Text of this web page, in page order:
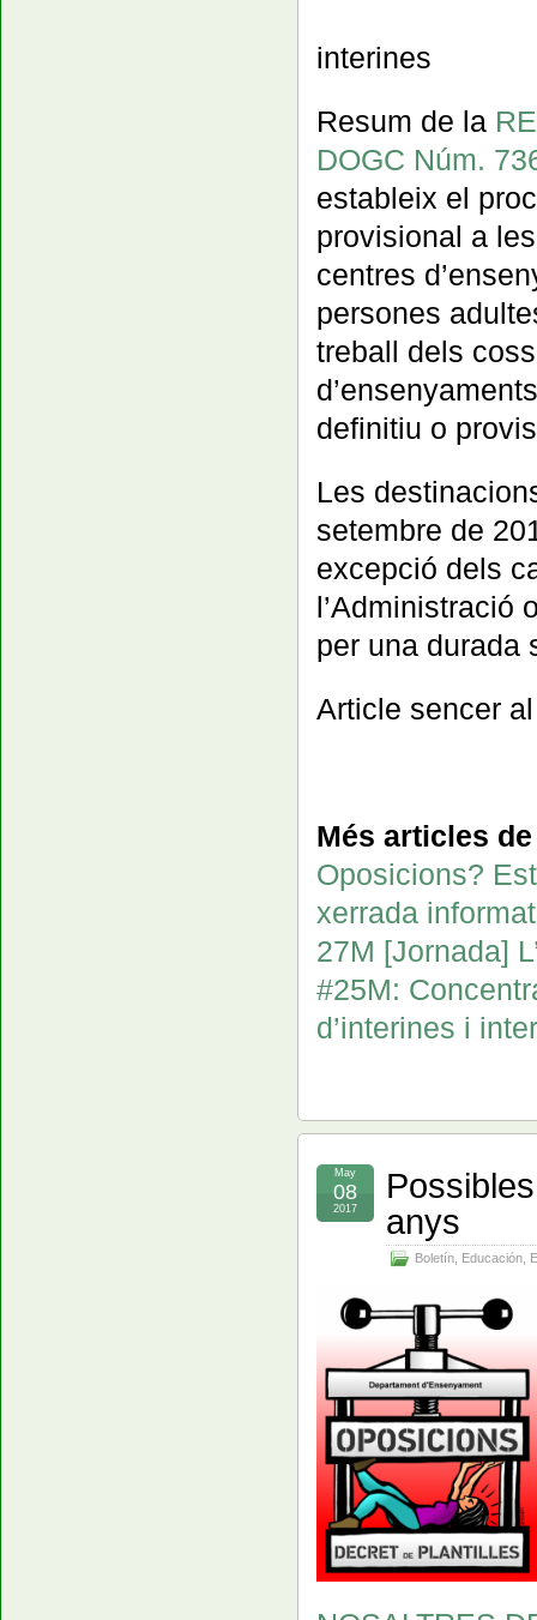
interines
Resum de la
DOGC Núm.
estableix el
provisional a
centres
persones
treball dels
definitiu o
Les
setembre de
excepció dels
l’Administració
per una durada
Article sencer
Més articles
Oposicions?
xerrada
27M [Jornada]
#25M:
d’interines i
anys
Boletín Educación
May
08
2017